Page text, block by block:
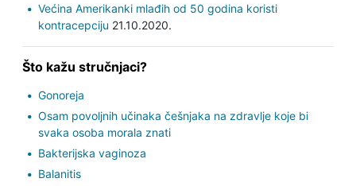
Većina Amerikanki mlađih od 50 godina koristi
kontracepciju 21.10.2020.
Što kažu stručnjaci?
Gonoreja
Osam povoljnih učinaka češnjaka na zdravlje koje bi
svaka osoba morala znati
Bakterijska vaginoza
Balanitis